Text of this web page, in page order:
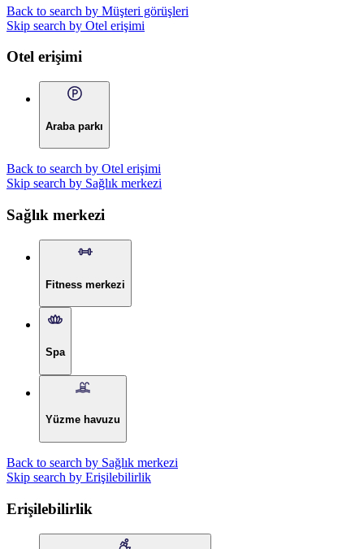
Back to search by Müşteri görüşleri
Skip search by Otel erişimi
Otel erişimi
Araba parkı
Back to search by Otel erişimi
Skip search by Sağlık merkezi
Sağlık merkezi
Fitness merkezi
Spa
Yüzme havuzu
Back to search by Sağlık merkezi
Skip search by Erişilebilirlik
Erişilebilirlik